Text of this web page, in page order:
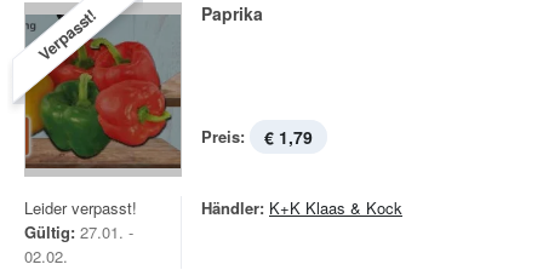
Verpasst! Paprika
Preis: € 1,79
Leider verpasst!
Gültig: 27.01. -
02.02.
Händler: K+K Klaas & Kock